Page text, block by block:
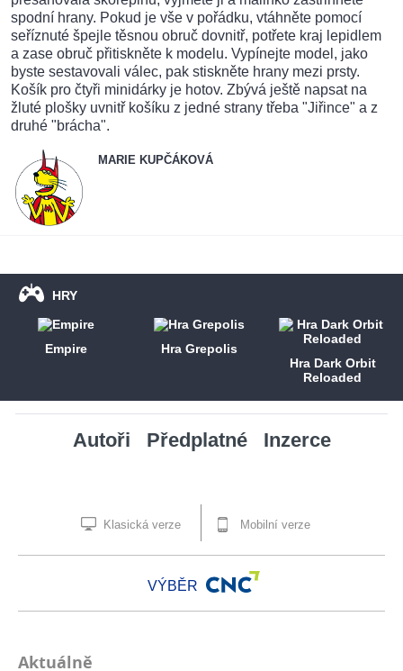
spodní hrany. Pokud je vše v pořádku, vtáhněte pomocí
seříznuté špejle těsnou obruč dovnitř, potřete kraj lepidlem
a zase obruč přitiskněte k modelu. Vypínejte model, jako
byste sestavovali válec, pak stiskněte hrany mezi prsty.
Košík pro čtyři minidárky je hotov. Zbývá ještě napsat na
žluté plošky uvnitř košíku z jedné strany třeba "Jiřince" a z
druhé "brácha".
MARIE KUPČÁKOVÁ
HRY
Empire
Hra Grepolis
Hra Dark Orbit
Reloaded
Autoři Předplatné Inzerce
Klasická verze Mobilní verze
VÝBĚR
Aktuálně